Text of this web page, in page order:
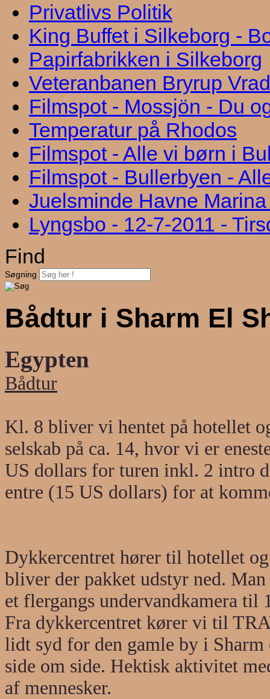
Privatlivs Politik
King Buffet i Silkeborg -
Papirfabrikken i Silkeborg
Veteranbanen Bryrup
Filmspot - Mossjön - Du
Temperatur på Rhodos
Filmspot - Alle vi børn i
Filmspot - Bullerbyen -
Juelsminde Havne
Lyngsbo - 12-7-2011 -
Find
Søgning
Bådtur i Sharm El
Egypten
Bådtur
Kl. 8 bliver vi hentet på hotellet
selskab på ca. 14, hvor vi er
US dollars for turen inkl. 2 intro
entre (15 US dollars) for at
Dykkercentret hører til hotellet
bliver der pakket udstyr ned.
et flergangs undervandkamera
Fra dykkercentret kører vi til
lidt syd for den gamle by i
side om side. Hektisk aktivitet
af mennesker.